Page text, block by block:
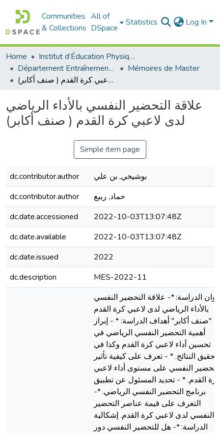
Communities
& Collections
All of
DSpace
Statistics Log In
Home
Institut d’Éducation Physique et Sportive
Département Entraînement Sportif (ES)
Mémoires de Master
علاقة التحضير النفسي بالأداء الرياضي لدى لاعبي كرة القدم ( صنف أكابر)
علاقة التحضير النفسي بالأداء الرياضي
لدى لاعبي كرة القدم ( صنف أكابر)
Simple item page
dc.contributor.author
بوشيخي, بن علي
dc.contributor.author
حماد, ربيع
dc.date.accessioned
2022-10-03T13:07:48Z
dc.date.available
2022-10-03T13:07:48Z
dc.date.issued
2022
dc.description
MES-2022-11
الدراسة: *- علاقة التحضیر النفسي
بالأداء الریاضي لدى لاعبي كرة القدم
"صنف أكابر" أهداف الدراسة: * - إبراز
أهمیة التحضیر النفسي الریاضي في
تحسین أداء لاعبي كرة القدم وكذا في
تحقیق النتائج. * - تعرف على كیفیة تأثیر
التحضیر النفسي على مستوى أداء لاعبي
كرة القدم. * - تحدید المسئول عن تطبیق
برنامج التحضیر النفسي الریاضي. *-
التعرف على قیمة عناصر التحضیر
النفسي لدى لاعبي كرة القدم. إشكالیة
الدراسة: *- هل للتحضیر النفسي دور